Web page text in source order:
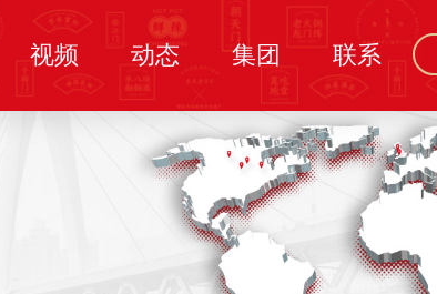
视频 动态 集团 联系